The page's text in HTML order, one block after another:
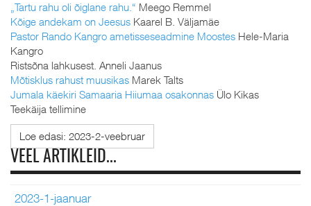
„Tartu rahu oli õiglane rahu.“ Meego Remmel
Kõige andekam on Jeesus Kaarel B. Väljamäe
Pastor Rando Kangro ametisseseadmine Moostes Hele-Maria
Kangro
Ristsõna lahkusest. Anneli Jaanus
Mõtisklus rahust muusikas Marek Talts
Jumala käekiri Samaaria Hiiumaa osakonnas Ülo Kikas
Teekäija tellimine
Loe edasi: 2023-2-veebruar
VEEL ARTIKLEID...
2023-1-jaanuar